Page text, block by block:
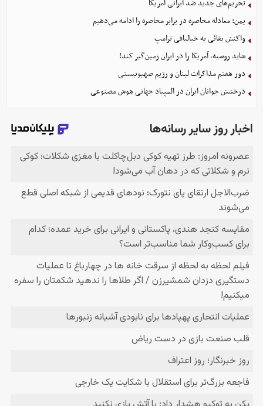
تحریم‌های جدید ضد ایرانی آمریکا
یمن: معادله محاصره در برابر محاصره را ادامه می‌دهیم
واکنش بقائی به خیالبافی ترامپ
شاید روسیه، آمریکا را در ایران زمین‌گیر کند!
دور هفتم مذاکرات لبنان و رژیم صهیونیستی
درخشش جوانان ایران در المپیاد جهانی هوش مصنوعی